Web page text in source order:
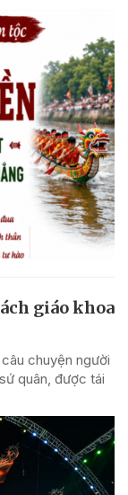
giáo khoa
chuyện người
quân, được tái